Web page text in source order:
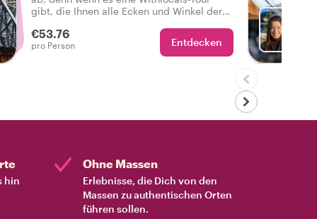
gibt, die Ihnen alle Ecken und Winkel der
und personalisierte Tour durch Porto.
€53.76
pro Person Entdecken
hin
Ohne Massen
Erlebnisse, die Dich von den
Massen zu authentischen Orten
führen sollen.